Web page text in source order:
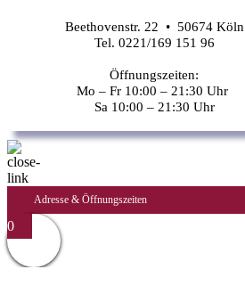
Beethovenstr. 22 • 50674 Köln
Tel. 0221/169 151 96
Öffnungszeiten:
Mo – Fr 10:00 – 21:30 Uhr
Sa 10:00 – 21:30 Uhr
Adresse & Öffnungszeiten
0